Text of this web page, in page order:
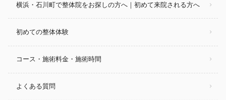
横浜・石川町で整体院をお探しの方へ｜初めて来院される方へ
初めての整体体験
コース・施術料金・施術時間
よくある質問